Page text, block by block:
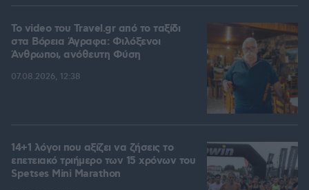
To video του Travel.gr από το ταξίδι
στα Βόρεια Άγραφα: Φιλόξενοι
Άνθρωποι, ανόθευτη Φύση
07.08.2026, 12:38
14+1 λόγοι που αξίζει να ζήσεις το
επετειακό τριήμερο των 15 χρόνων του
Spetses Mini Marathon